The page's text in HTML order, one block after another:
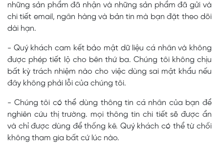
những sản phẩm đã nhận và những sản phẩm đã gửi và
chi tiết email, ngân hàng và bản tin mà bạn đặt theo dõi
dài hạn.
- Quý khách cam kết bảo mật dữ liệu cá nhân và không
được phép tiết lộ cho bên thứ ba. Chúng tôi không chịu
bất kỳ trách nhiệm nào cho việc dùng sai mật khẩu nếu
đây không phải lỗi của chúng tôi.
- Chúng tôi có thể dùng thông tin cá nhân của bạn để
nghiên cứu thị trường. mọi thông tin chi tiết sẽ được ẩn
và chỉ được dùng để thống kê. Quý khách có thể từ chối
không tham gia bất cứ lúc nào.